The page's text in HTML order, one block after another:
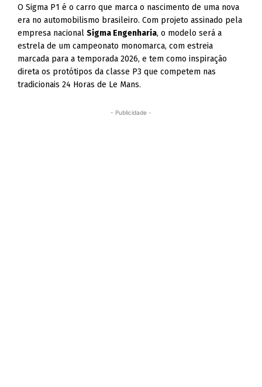
O Sigma P1 é o carro que marca o nascimento de uma nova
era no automobilismo brasileiro. Com projeto assinado pela
empresa nacionalSigma Engenharia, o modelo será a
estrela de um campeonato monomarca, com estreia
marcada para a temporada 2026, e tem como inspiração
direta os protótipos da classe P3 que competem nas
tradicionais 24 Horas de Le Mans.
- Publicidade -